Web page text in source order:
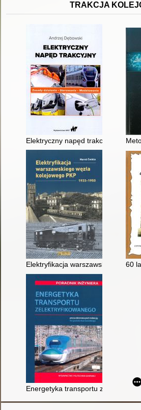
TRAKCJA
Elektryczny napęd trakcyjny :
Elektryfikacja warszawskiego 60
Energetyka transportu